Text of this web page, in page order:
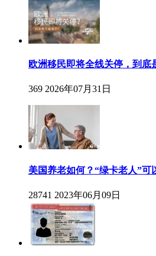
欧洲移民即将全线关停，到底
369 2026年07月31日
美国养老如何？“绿卡老人”可
28741 2023年06月09日